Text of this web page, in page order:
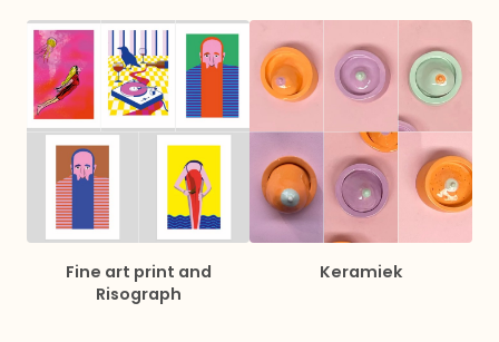
Fine art print and
Risograph
Keramiek